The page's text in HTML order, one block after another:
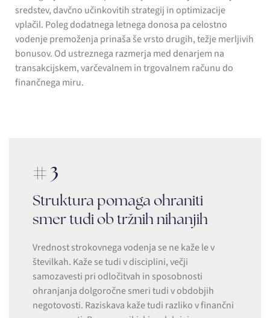
sredstev, davčno učinkovitih strategij in optimizacije
vplačil. Poleg dodatnega letnega donosa pa celostno
vodenje premoženja prinaša še vrsto drugih, težje merljivih
bonusov. Od ustreznega razmerja med denarjem na
transakcijskem, varčevalnem in trgovalnem računu do
finančnega miru.
#3
Struktura pomaga ohraniti
smer tudi ob tržnih nihanjih
Vrednost strokovnega vodenja se ne kaže le v
številkah. Kaže se tudi v disciplini, večji
samozavesti pri odločitvah in sposobnosti
ohranjanja dolgoročne smeri tudi v obdobjih
negotovosti. Raziskava kaže tudi razliko v finančni